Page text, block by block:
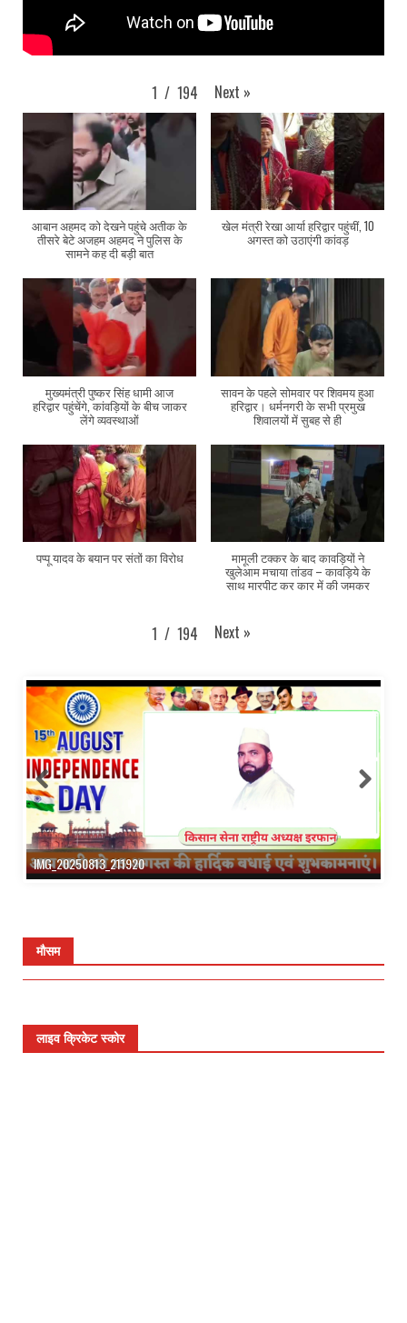
1 / 194 Next »
आबान अहमद को देखने पहुंचे अतीक के
तीसरे बेटे अजहम अहमद ने पुलिस के
सामने कह दी बड़ी बात
खेल मंत्री रेखा आर्या हरिद्वार पहुंचीं, 10
अगस्त को उठाएंगी कांवड़
मुख्यमंत्री पुष्कर सिंह धामी आज
हरिद्वार पहुंचेंगे, कांवड़ियों के बीच जाकर
लेंगे व्यवस्थाओं
सावन के पहले सोमवार पर शिवमय हुआ
हरिद्वार। धर्मनगरी के सभी प्रमुख
शिवालयों में सुबह से ही
पप्पू यादव के बयान पर संतों का विरोध मामूली टक्कर के बाद कावड़ियों ने
खुलेआम मचाया तांडव – कावड़िये के
साथ मारपीट कर कार में की जमकर
1 / 194 Next »
IMG_20250813_211920
मौसम
लाइव क्रिकेट स्कोर